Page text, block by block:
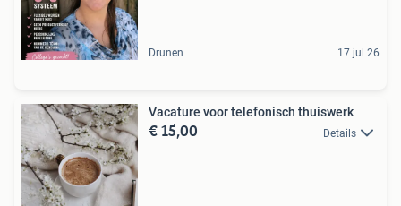
Drunen 17 jul 26
Vacature voor telefonisch thuiswerk
€ 15,00 Details